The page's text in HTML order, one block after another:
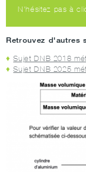
N'hésitez pas à
Retrouvez d'autres
Sujet DNB 2018
Sujet DNB 2025